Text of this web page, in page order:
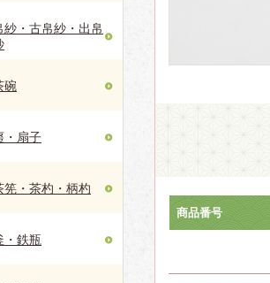
紗・古帛紗・出帛
碗
・扇子
筅・茶杓・柄杓
・鉄瓶
商品番号